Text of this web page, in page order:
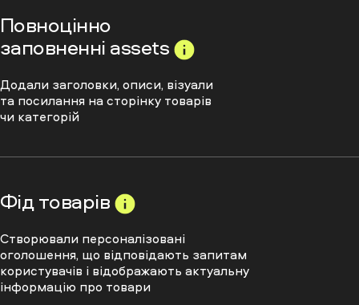
Повноцінно
заповненніassets
Додали заголовки, описи, візуали
та посилання на сторінку товарів
чи категорій
Фід товарів
Створювали персоналізовані
оголошення, що відповідають запитам
користувачів і відображають актуальну
інформацію про товари